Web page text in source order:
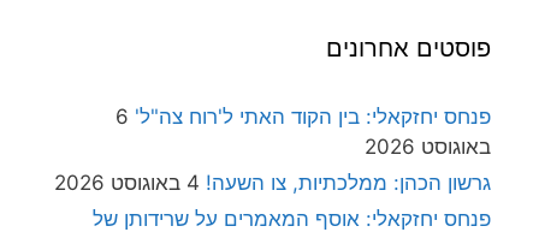
פוסטים אחרונים
פנחס יחזקאלי: בין הקוד האתי ל'רוח צה"ל' 6
באוגוסט 2026
גרשון הכהן: ממלכתיות, צו השעה! 4 באוגוסט 2026
פנחס יחזקאלי: אוסף המאמרים על שרידותן של